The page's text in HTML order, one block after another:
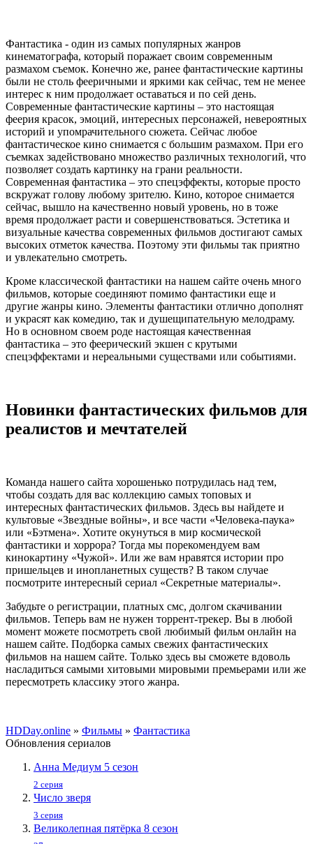
Фантастика - один из самых популярных жанров
кинематографа, который поражает своим современным
размахом съемок. Конечно же, ранее фантастические картины
были не столь фееричными и яркими как сейчас, тем не менее
интерес к ним продолжает оставаться и по сей день.
Современные фантастические картины – это настоящая
феерия красок, эмоций, интересных персонажей, невероятных
историй и упомрачительного сюжета. Сейчас любое
фантастическое кино снимается с большим размахом. При его
съемках задействовано множество различных технологий, что
позволяет создать картинку на грани реальности.
Современная фантастика – это спецэффекты, которые просто
вскружат голову любому зрителю. Кино, которое снимается
сейчас, вышло на качественно новый уровень, но в тоже
время продолжает расти и совершенствоваться. Эстетика и
визуальные качества современных фильмов достигают самых
высоких отметок качества. Поэтому эти фильмы так приятно
и увлекательно смотреть.
Кроме классической фантастики на нашем сайте очень много
фильмов, которые соединяют помимо фантастики еще и
другие жанры кино. Элементы фантастики отлично дополнят
и украсят как комедию, так и душещипательную мелодраму.
Но в основном своем роде настоящая качественная
фантастика – это феерический экшен с крутыми
спецэффектами и нереальными существами или событиями.
Новинки фантастических фильмов для
реалистов и мечтателей
Команда нашего сайта хорошенько потрудилась над тем,
чтобы создать для вас коллекцию самых топовых и
интересных фантастических фильмов. Здесь вы найдете и
культовые «Звездные войны», и все части «Человека-паука»
или «Бэтмена». Хотите окунуться в мир космической
фантастики и хоррора? Тогда мы порекомендуем вам
кинокартину «Чужой». Или же вам нравятся истории про
пришельцев и инопланетных существ? В таком случае
посмотрите интересный сериал «Секретные материалы».
Забудьте о регистрации, платных смс, долгом скачивании
фильмов. Теперь вам не нужен торрент-трекер. Вы в любой
момент можете посмотреть свой любимый фильм онлайн на
нашем сайте. Подборка самых свежих фантастических
фильмов на нашем сайте. Только здесь вы сможете вдоволь
насладиться самыми хитовыми мировыми премьерами или же
пересмотреть классику этого жанра.
HDDay.online » Фильмы » Фантастика
Обновления сериалов
Анна Медиум 5 сезон
2 серия
Число зверя
3 серия
Великолепная пятёрка 8 сезон